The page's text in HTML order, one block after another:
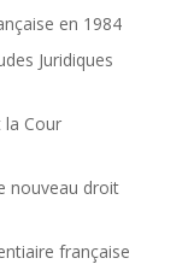
en 1984
Juridiques
la Cour
nouveau droit
française